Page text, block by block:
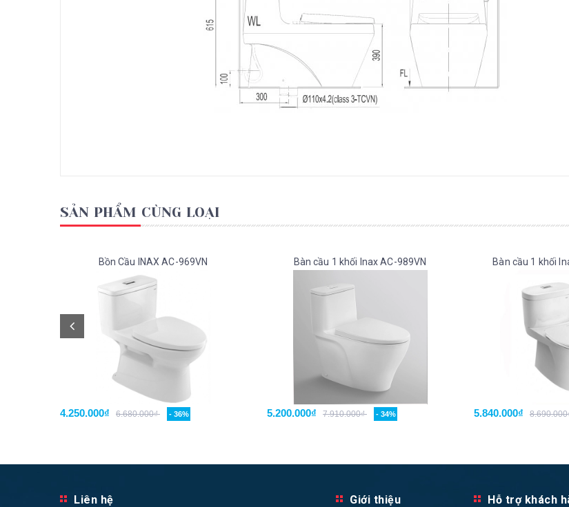
SẢN PHẨM CÙNG LOẠI
Bồn Cầu INAX AC-969VN
4.250.000₫ 6.680.000₫ - 36%
Bàn cầu 1 khối Inax AC-989VN
5.200.000₫ 7.910.000₫ - 34%
Bàn cầu 1 khối
5.840.000₫
Liên hệ Giới thiệu Hỗ trợ khách